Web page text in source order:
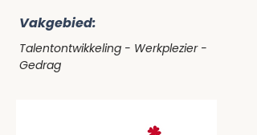
Vakgebied:
Talentontwikkeling - Werkplezier -
Gedrag